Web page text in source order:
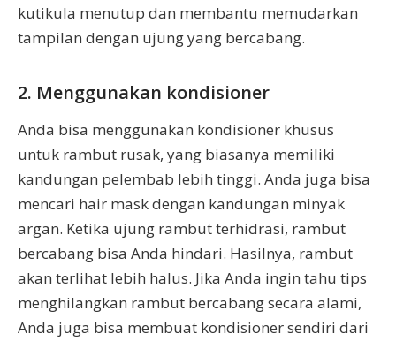
kutikula menutup dan membantu memudarkan
tampilan dengan ujung yang bercabang.
2. Menggunakan kondisioner
Anda bisa menggunakan kondisioner khusus
untuk rambut rusak, yang biasanya memiliki
kandungan pelembab lebih tinggi. Anda juga bisa
mencari hair mask dengan kandungan minyak
argan. Ketika ujung rambut terhidrasi, rambut
bercabang bisa Anda hindari. Hasilnya, rambut
akan terlihat lebih halus. Jika Anda ingin tahu tips
menghilangkan rambut bercabang secara alami,
Anda juga bisa membuat kondisioner sendiri dari